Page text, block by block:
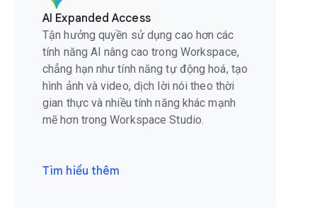
AI Expanded Access
Tận hưởng quyền sử dụng cao hơn các
tính năng AI nâng cao trong Workspace,
chẳng hạn như tính năng tự động hoá, tạo
hình ảnh và video, dịch lời nói theo thời
gian thực và nhiều tính năng khác mạnh
mẽ hơn trong Workspace Studio.
Tìm hiểu thêm